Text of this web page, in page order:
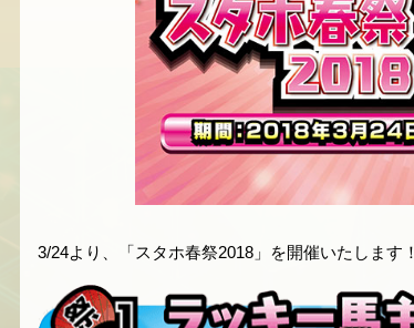
3/24より、「スタホ春祭2018」を開催いたします！